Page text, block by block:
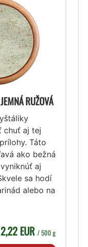
RUŽOVÁ
chuť aj tej
Táto
ako bežná
aj
sa hodí
alebo na
2,22 EUR / 500 g